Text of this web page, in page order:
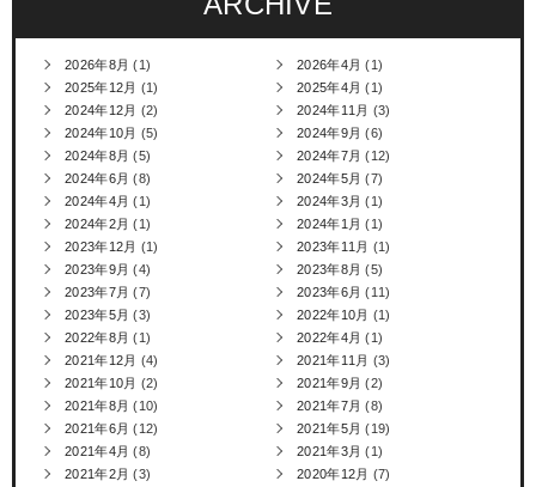
2026年8月 (1) 2026年4月 (1)
2025年12月 (1) 2025年4月 (1)
2024年12月 (2) 2024年11月 (3)
2024年10月 (5) 2024年9月 (6)
2024年8月 (5) 2024年7月 (12)
2024年6月 (8) 2024年5月 (7)
2024年4月 (1) 2024年3月 (1)
2024年2月 (1) 2024年1月 (1)
2023年12月 (1) 2023年11月 (1)
2023年9月 (4) 2023年8月 (5)
2023年7月 (7) 2023年6月 (11)
2023年5月 (3) 2022年10月 (1)
2022年8月 (1) 2022年4月 (1)
2021年12月 (4) 2021年11月 (3)
2021年10月 (2) 2021年9月 (2)
2021年8月 (10) 2021年7月 (8)
2021年6月 (12) 2021年5月 (19)
2021年4月 (8) 2021年3月 (1)
2021年2月 (3) 2020年12月 (7)